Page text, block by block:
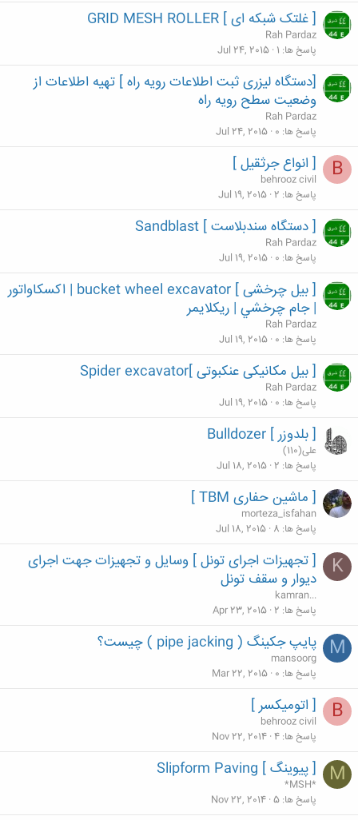
[ غلتک شبکه ای ] GRID MESH ROLLER
Rah Pardaz
پاسخ ها 1
Jul 24, 2015
[دستگاه لیزری ثبت اطلاعات رویه راه ] تهیه اطلاعات از
وضعیت سطح رویه راه
Rah Pardaz
پاسخ ها 0
Jul 24, 2015
B [ انواع جرثقیل ]
behrooz civil
پاسخ ها 2
Jul 19, 2015
[ دستگاه سندبلاست ] Sandblast
Rah Pardaz
پاسخ ها 0
Jul 19, 2015
[ بیل چرخشی ] bucket wheel excavator | اکسکاواتور
| جام چرخشي | ريکلايمر
Rah Pardaz
پاسخ ها 0
Jul 19, 2015
[ بیل مکانیکی عنکبوتی ]Spider excavator
Rah Pardaz
پاسخ ها 0
Jul 19, 2015
[ بلدوزر ] Bulldozer
علی(110)
پاسخ ها 2
Jul 18, 2015
[ ماشین حفاری TBM ]
morteza_isfahan
پاسخ ها 8
Jul 18, 2015
K
[ تجهیزات اجرای تونل ] وسایل و تجهیزات جهت اجرای
دیوار و سقف تونل
kamran...
پاسخ ها 2
Apr 23, 2015
M پایپ جکینگ ( pipe jacking ) چیست؟
mansoorg
پاسخ ها 0
Mar 22, 2015
B [ اتومیکسر ]
behrooz civil
پاسخ ها 4
Nov 22, 2014
M [ پیوینگ ] Slipform Paving
*MSH*
پاسخ ها 5
Nov 22, 2014